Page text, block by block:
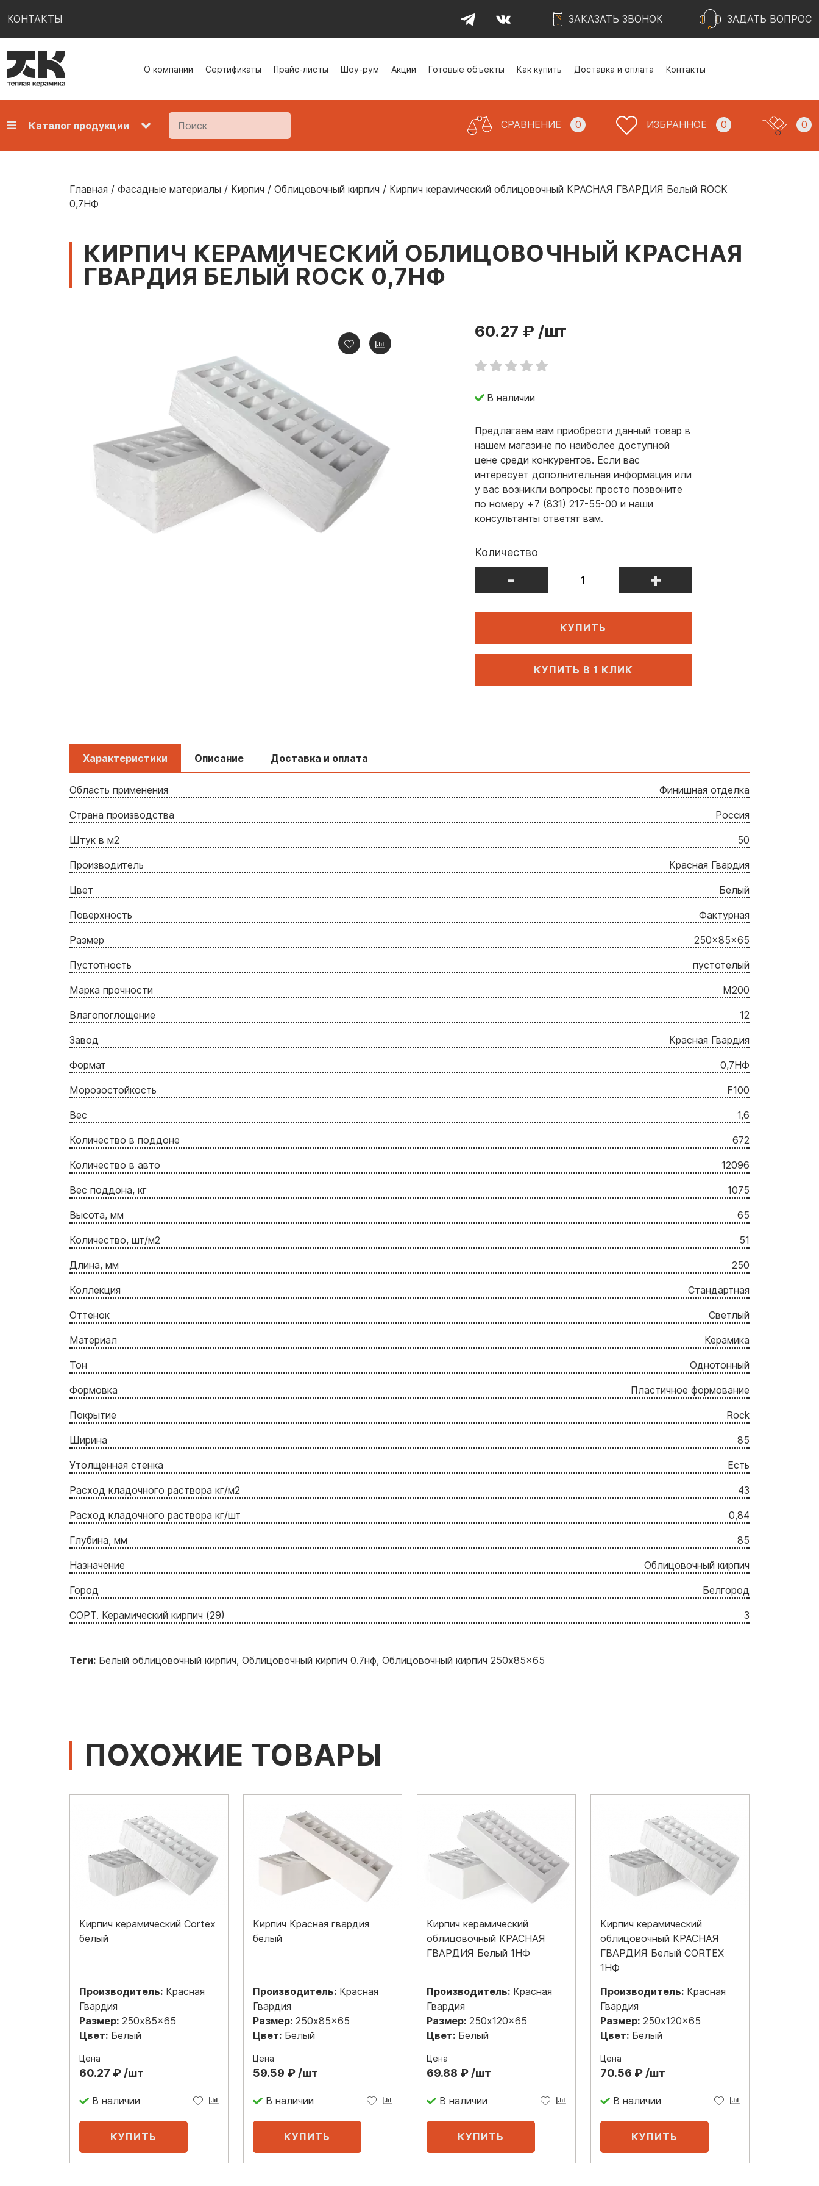
КОНТАКТЫ ЗАКАЗАТЬ ЗВОНОК ЗАДАТЬ ВОПРОС
О компании Сертификаты Прайс-листы Шоу-рум Акции Готовые объекты Как купить Доставка и оплата Контакты
Каталог продукции СРАВНЕНИЕ 0 ИЗБРАННОЕ 0 0
Главная / Фасадные материалы / Кирпич / Облицовочный кирпич / Кирпич керамический облицовочный КРАСНАЯ ГВАРДИЯ Белый ROCK
0,7НФ
КИРПИЧ КЕРАМИЧЕСКИЙ ОБЛИЦОВОЧНЫЙ КРАСНАЯ
ГВАРДИЯ БЕЛЫЙ ROCK 0,7НФ
60.27 ₽ /шт
В наличии
Предлагаем вам приобрести данный товар в
нашем магазине по наиболее доступной
цене среди конкурентов. Если вас
интересует дополнительная информация или
у вас возникли вопросы: просто позвоните
по номеру +7 (831) 217-55-00 и наши
консультанты ответят вам.
Количество
- +
КУПИТЬ
КУПИТЬ В 1 КЛИК
Характеристики Описание Доставка и оплата
Область применения Финишная отделка
Страна производства Россия
Штук в м2 50
Производитель Красная Гвардия
Цвет Белый
Поверхность Фактурная
Размер 250x85x65
Пустотность пустотелый
Марка прочности М200
Влагопоглощение 12
Завод Красная Гвардия
Формат 0,7НФ
Морозостойкость F100
Вес 1,6
Количество в поддоне 672
Количество в авто 12096
Вес поддона, кг 1075
Высота, мм 65
Количество, шт/м2 51
Длина, мм 250
Коллекция Стандартная
Оттенок Светлый
Материал Керамика
Тон Однотонный
Формовка Пластичное формование
Покрытие Rock
Ширина 85
Утолщенная стенка Есть
Расход кладочного раствора кг/м2 43
Расход кладочного раствора кг/шт 0,84
Глубина, мм 85
Назначение Облицовочный кирпич
Город Белгород
СОРТ. Керамический кирпич (29) 3
Теги: Белый облицовочный кирпич, Облицовочный кирпич 0.7нф, Облицовочный кирпич 250x85x65
ПОХОЖИЕ ТОВАРЫ
Кирпич керамический Cortex
белый
Производитель: Красная
Гвардия
Размер: 250x85x65
Цвет: Белый
Цена
60.27 ₽ /шт
В наличии
Кирпич Красная гвардия
белый
Производитель: Красная
Гвардия
Размер: 250x85x65
Цвет: Белый
Цена
59.59 ₽ /шт
В наличии
Кирпич керамический
облицовочный КРАСНАЯ
ГВАРДИЯ Белый 1НФ
Производитель: Красная
Гвардия
Размер: 250x120x65
Цвет: Белый
Цена
69.88 ₽ /шт
В наличии
Кирпич керамический
облицовочный КРАСНАЯ
ГВАРДИЯ Белый CORTEX
1НФ
Производитель: Красная
Гвардия
Размер: 250x120x65
Цвет: Белый
Цена
70.56 ₽ /шт
В наличии